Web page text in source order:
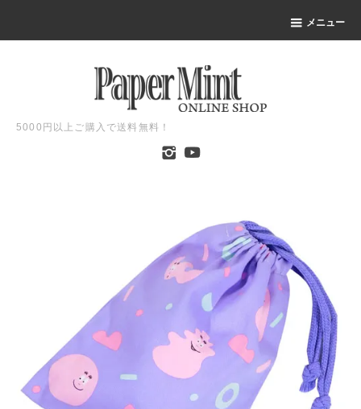
メニュー
5000円以上ご購入で送料無料！